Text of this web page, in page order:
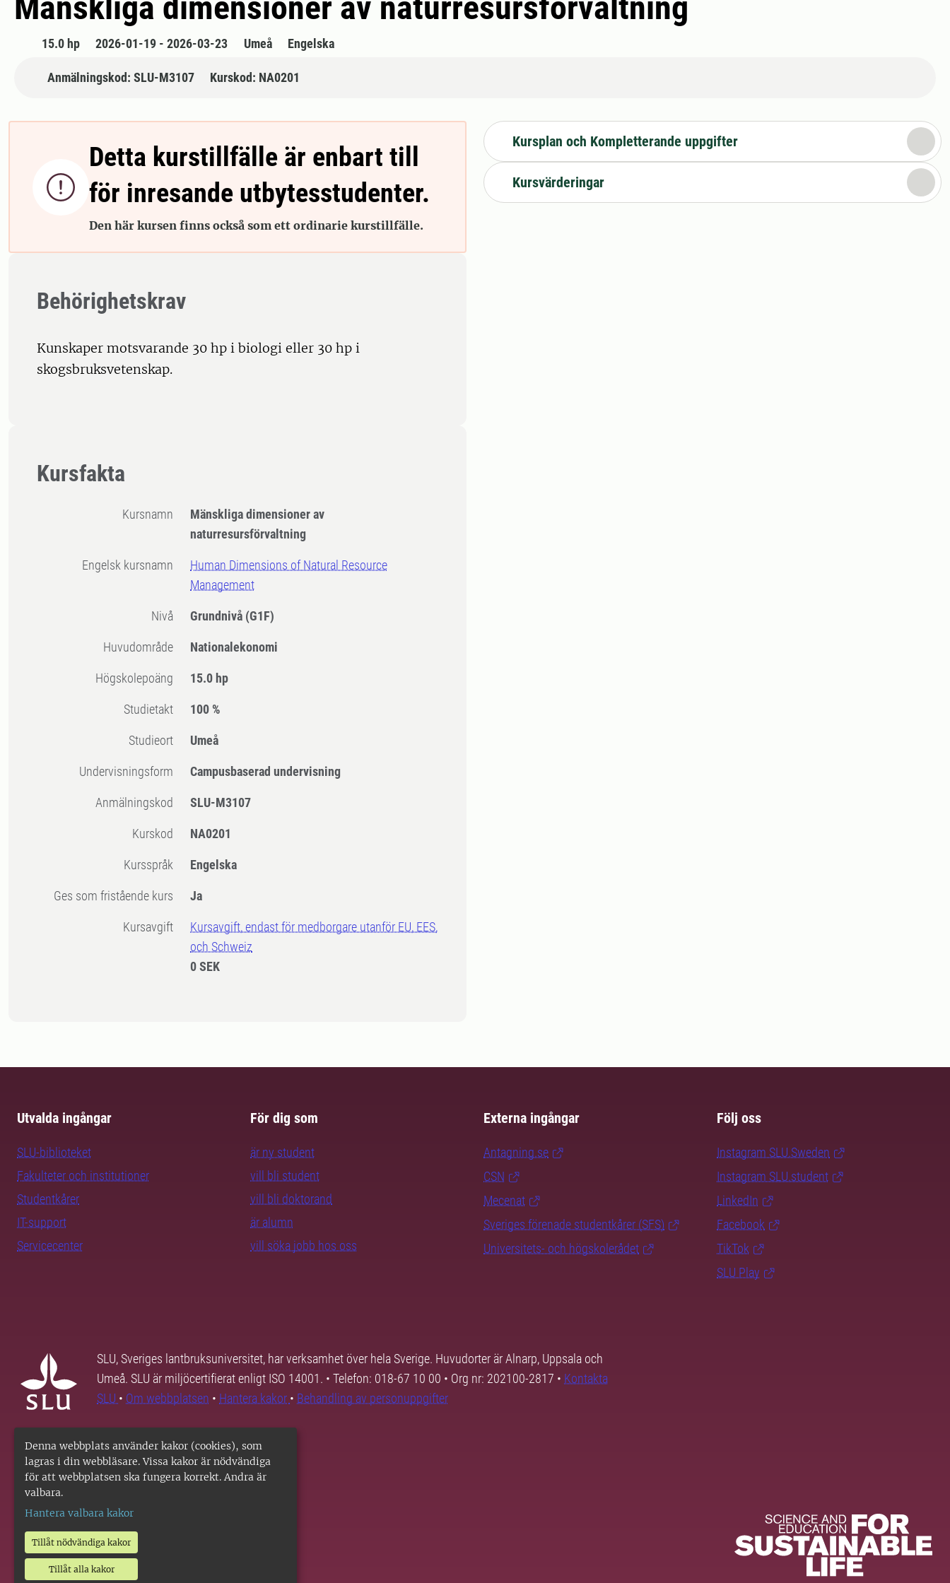
Denna webbplats använder kakor (cookies), som
lagras i din webbläsare. Vissa kakor är nödvändiga
för att webbplatsen ska fungera korrekt. Andra är
valbara.
Hantera valbara kakor
Tillåt nödvändiga kakor
Tillåt alla kakor
15.0 hp 2026-01-19 - 2026-03-23 Umeå Engelska
Anmälningskod: SLU-M3107 Kurskod: NA0201

Detta kurstillfälle är enbart till
för inresande utbytesstudenter.
Den här kursen finns också som ett ordinarie kurstillfälle.
Behörighetskrav
Kunskaper motsvarande 30 hp i biologi eller 30 hp i
skogsbruksvetenskap.
Kursfakta
Kursnamn
Mänskliga dimensioner av
naturresursförvaltning
Engelsk kursnamn
Human Dimensions of Natural Resource
Management
Nivå Grundnivå (G1F)
Huvudområde Nationalekonomi
högskolepoäng 15.0 hp
Studietakt 100 %
Studieort Umeå
Undervisningsform Campusbaserad undervisning
Anmälningskod SLU-M3107
Kurskod NA0201
Kursspråk Engelska
Ges som fristående kurs Ja
Kursavgift
Kursavgift, endast för medborgare utanför EU, EES,
och Schweiz
0 SEK
Kursplan och Kompletterande uppgifter
Kursvärderingar
Utvalda ingångar
SLU-biblioteket
Fakulteter och institutioner
Studentkårer
IT-support
Servicecenter
För dig som
är ny student
vill bli student
vill bli doktorand
är alumn
vill söka jobb hos oss
Externa ingångar
Antagning.se
CSN
Mecenat
Sveriges förenade studentkårer (SFS)
Universitets- och högskolerådet
Följ oss
Instagram SLU.Sweden
Instagram SLU.student
LinkedIn
Facebook
TikTok
SLU Play
SLU, Sveriges lantbruksuniversitet, har verksamhet över hela Sverige. Huvudorter är Alnarp, Uppsala och
Umeå. SLU är miljöcertifierat enligt ISO 14001. • Telefon: 018-67 10 00 • Org nr: 202100-2817 • Kontakta
SLU • Om webbplatsen • Hantera kakor • Behandling av personuppgifter